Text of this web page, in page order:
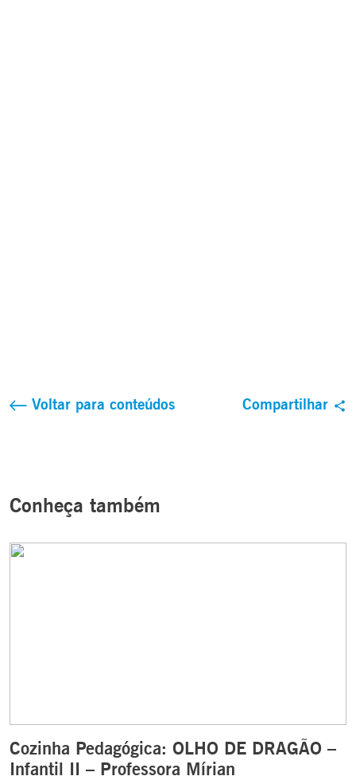
Voltar para conteúdos Compartilhar
Conheça também
Cozinha Pedagógica: OLHO DE DRAGÃO –
Infantil II – Professora Mírian